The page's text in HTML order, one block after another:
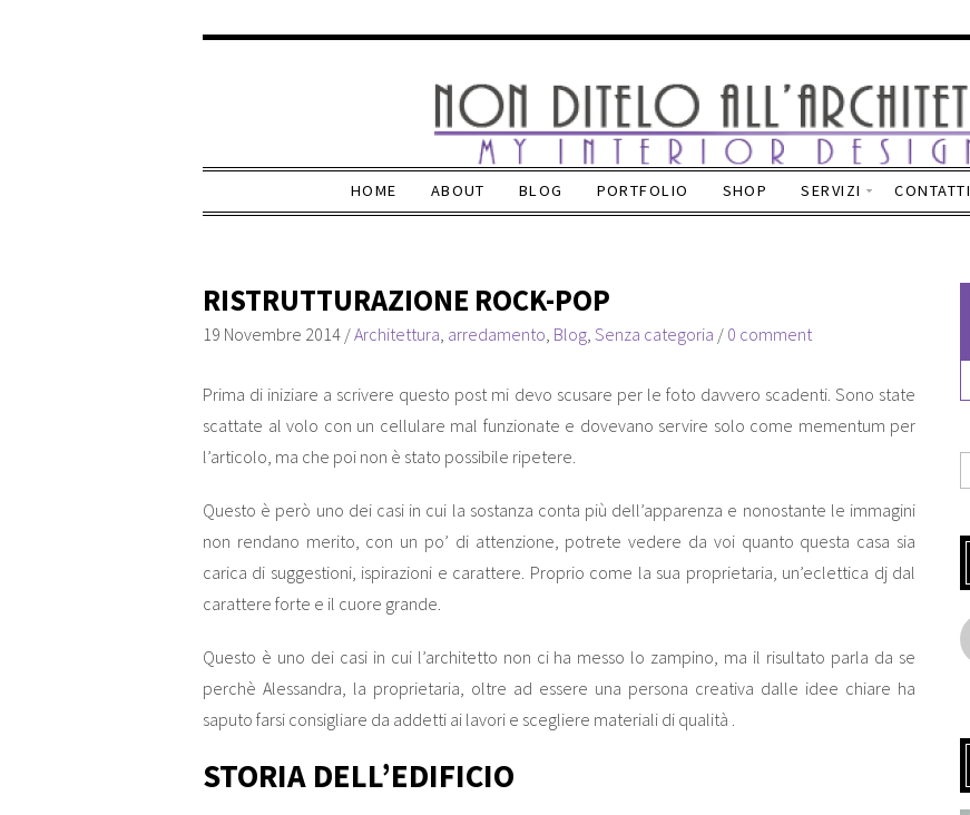
HOME ABOUT BLOG PORTFOLIO SHOP SERVIZI CONTATTI
RISTRUTTURAZIONE ROCK-POP
19 Novembre 2014 /Architettura, arredamento, Blog, Senza categoria / 0 comment
Prima di iniziare a scrivere questo post mi devo scusare per le foto davvero scadenti. Sono state
scattate al volo con un cellulare mal funzionate e dovevano servire solo come mementum per
l’articolo, ma che poi non è stato possibile ripetere.
Questo è però uno dei casi in cui la sostanza conta più dell’apparenza e nonostante le immagini
non rendano merito, con un po’ di attenzione, potrete vedere da voi quanto questa casa sia
carica di suggestioni, ispirazioni e carattere. Proprio come la sua proprietaria, un’eclettica dj dal
carattere forte e il cuore grande.
Questo è uno dei casi in cui l’architetto non ci ha messo lo zampino, ma il risultato parla da se
perchè Alessandra, la proprietaria, oltre ad essere una persona creativa dalle idee chiare ha
saputo farsi consigliare da addetti ai lavori e scegliere materiali di qualità .
STORIA DELL’EDIFICIO